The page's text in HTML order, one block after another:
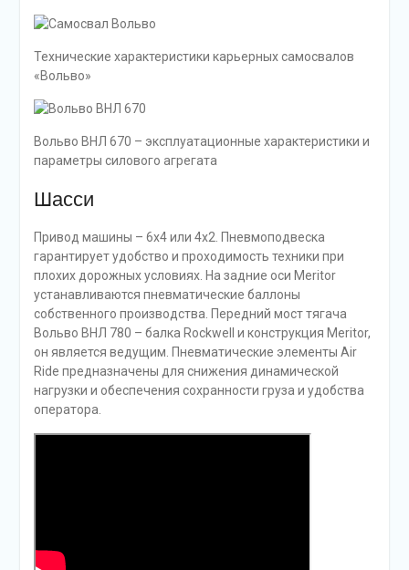
Технические характеристики карьерных самосвалов
«Вольво»
Вольво ВНЛ 670 – эксплуатационные характеристики и
параметры силового агрегата
Шасси
Привод машины – 6х4 или 4х2. Пневмоподвеска
гарантирует удобство и проходимость техники при
плохих дорожных условиях. На задние оси Meritor
устанавливаются пневматические баллоны
собственного производства. Передний мост тягача
Вольво ВНЛ 780 – балка Rockwell и конструкция Meritor,
он является ведущим. Пневматические элементы Air
Ride предназначены для снижения динамической
нагрузки и обеспечения сохранности груза и удобства
оператора.